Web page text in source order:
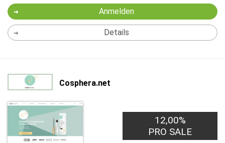
Anmelden
Details
Cosphera.net
12,00%
PRO SALE